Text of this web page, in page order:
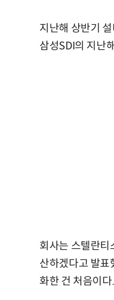
지난해 상반기
삼성SDI의 지난
회사는 스텔란티
산하겠다고 발표
화한 건 처음이다